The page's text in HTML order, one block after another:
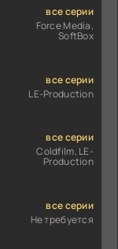
все серии
Force Media,
SoftBox
все серии
LE-Production
все серии
Coldfilm, LE-
Production
все серии
Не требуется